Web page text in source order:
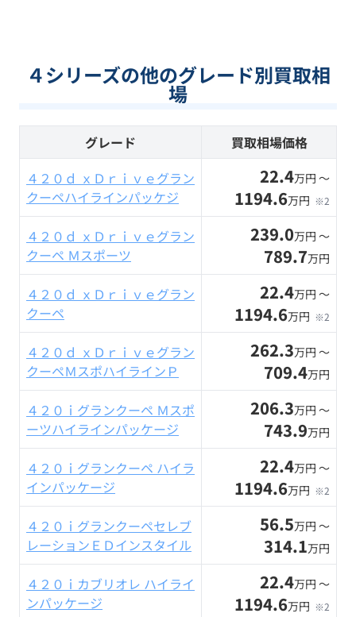
４シリーズの他のグレード別買取相
場
グレード
買取相場価格
４２０ｄ ｘＤｒｉｖｅグラン
クーペハイラインパッケジ
22.4万円 〜
1194.6万円 ※2
４２０ｄ ｘＤｒｉｖｅグラン
クーペ Ｍスポーツ
239.0万円 〜
789.7万円
４２０ｄ ｘＤｒｉｖｅグラン
クーペ
22.4万円 〜
1194.6万円 ※2
４２０ｄ ｘＤｒｉｖｅグラン
クーペＭスポハイラインＰ
262.3万円 〜
709.4万円
４２０ｉグランクーペ Ｍスポ
ーツハイラインパッケージ
206.3万円 〜
743.9万円
４２０ｉグランクーペ ハイラ
インパッケージ
22.4万円 〜
1194.6万円 ※2
４２０ｉグランクーペセレブ
レーションＥＤインスタイル
56.5万円 〜
314.1万円
４２０ｉカブリオレ ハイライ
ンパッケージ
22.4万円 〜
1194.6万円 ※2